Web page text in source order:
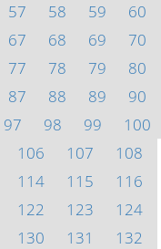
57 58 59
60
67 68 69
70
77 78 79
80
87 88 89
90
97 98 99
100
106 107
108
114 115
116
122 123
124
130 131
132